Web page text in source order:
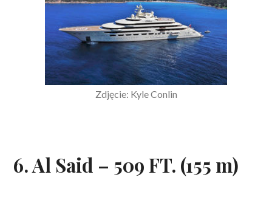
Zdjęcie: Kyle Conlin
6. Al Said – 509 FT. (155 m)